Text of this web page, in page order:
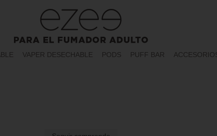
VAPER DESECHABLE PODS PUFF BAR